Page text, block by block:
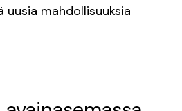
uusia mahdollisuuksia